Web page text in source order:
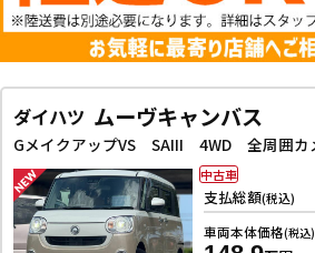
ダイハツ ムーヴキャンバス
支払総額(税込)
車両本体価格(税込)
中古車